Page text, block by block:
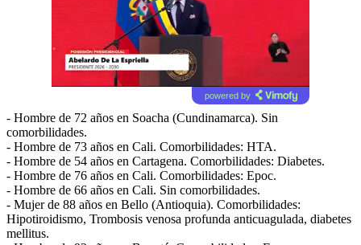
powered by
- Hombre de 72 años en Soacha (Cundinamarca). Sin
comorbilidades.
- Hombre de 73 años en Cali. Comorbilidades: HTA.
- Hombre de 54 años en Cartagena. Comorbilidades: Diabetes.
- Hombre de 76 años en Cali. Comorbilidades: Epoc.
- Hombre de 66 años en Cali. Sin comorbilidades.
- Mujer de 88 años en Bello (Antioquia). Comorbilidades:
Hipotiroidismo, Trombosis venosa profunda anticuagulada, diabetes
mellitus.